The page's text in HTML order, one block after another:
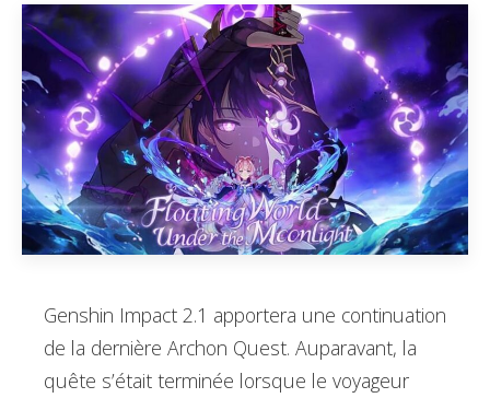
Genshin Impact 2.1 apportera une continuation
de la dernière Archon Quest. Auparavant, la
quête s’était terminée lorsque le voyageur